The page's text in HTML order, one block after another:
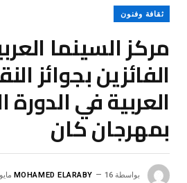
ثقافة وفنون
مركز السينما
الفائزين بجوائز
العربية في الدورة
بمهرجان كان
بواسطة MOHAMED ELARABY 16 مايو، 2026